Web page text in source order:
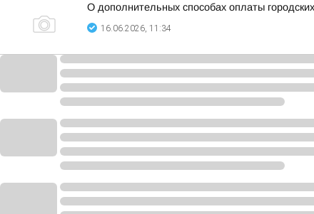
О дополнительных способах оплаты
16.06.2026, 11:34